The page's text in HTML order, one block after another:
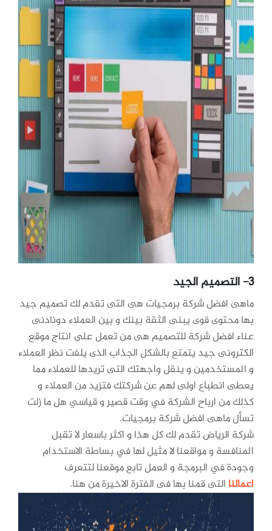
3- التصميم الجيد
ماهى افضل شركة برمجيات هى التى تقدم لك تصميم جيد
بها محتوى قوى يبنى الثقة بينك و بين العملاء دونادنى
عناء افضل شركة للتصميم هى من تعمل على انتاج موقع
الكترونى جيد يتمتع بالشكل الجذاب الذى يلفت نظر العملاء
و المستخدمين و ينقل واجهتك التى تريدها للعملاء مما
يعطى انطباع اولى لهم عن شركتك فتزيد من العملاء و
كذلك من ارباح الشركة في وقت قصير و قياسي هل ما زلت
تسأل ماهى افضل شركة برمجيات.
شركة الرياض تقدم لك كل هذا و اكثر باسعار لا تقبل
المنافسة و مواقعنا لا مثيل لها في بساطة الاستخدام
وجودة في البرمجة و العمل تابع موقعنا لتتعرف
اعمالنا التى قمنا بها فى الفترة الاخيرة من هنا.